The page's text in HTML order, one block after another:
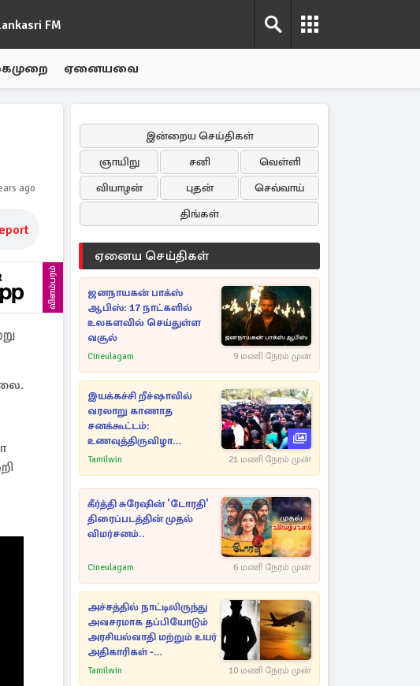
FM
ஏனையவை
ago
விளம்பரம்
இன்றைய செய்திகள்
ஞாயிறு
சனி
வெள்ளி
வியாழன்
புதன்
செவ்வாய்
திங்கள்
ஏனைய செய்திகள்
ஜனநாயகன் பாக்ஸ்
ஆபிஸ்: 17 நாட்களில்
உலகளவில் செய்துள்ள
வசூல்
Cineulagam 9 மணி நேரம் முன்
இயக்கச்சி றீச்ஷாவில்
வரலாறு காணாத
சனக்கூட்டம்:
உணவுத்திருவிழா
இடைநிறுத்தம்
Tamilwin 21 மணி நேரம் முன்
கீர்த்தி சுரேஷின் 'டோரதி'
திரைப்படத்தின் முதல்
விமர்சனம்..
Cineulagam 6 மணி நேரம் முன்
அச்சத்தில் நாட்டிலிருந்து
அவசரமாக தப்பியோடும்
அரசியல்வாதி மற்றும் உயர்
அதிகாரிகள் -
ஆதாரங்களுடன்
Tamilwin 10 மணி நேரம் முன்